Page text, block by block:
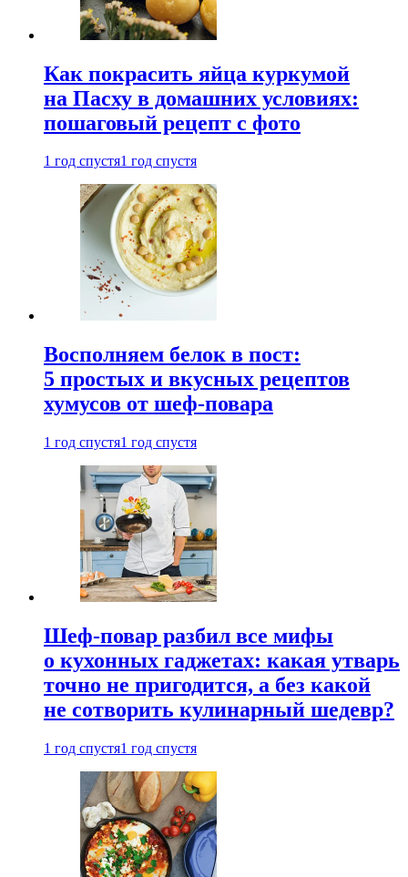
Как покрасить яйца куркумой
на Пасху в домашних условиях:
пошаговый рецепт с фото
1 год спустя1 год спустя
Восполняем белок в пост:
5 простых и вкусных рецептов
хумусов от шеф-повара
1 год спустя1 год спустя
Шеф-повар разбил все мифы
о кухонных гаджетах: какая утварь
точно не пригодится, а без какой
не сотворить кулинарный шедевр?
1 год спустя1 год спустя